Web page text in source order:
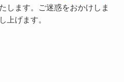
します。ご迷惑をおかけしま
上げます。